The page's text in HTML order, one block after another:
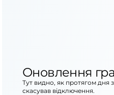
Оновлення
Тут видно, як протягом дня
скасував відключення.